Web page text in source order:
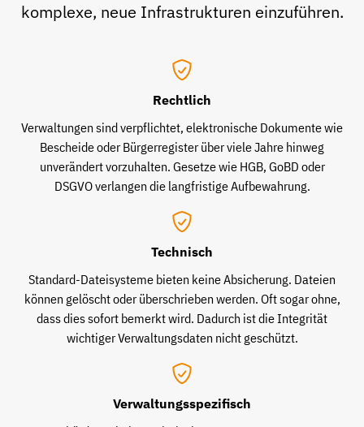
komplexe, neue Infrastrukturen einzuführen.
Rechtlich
Verwaltungen sind verpflichtet, elektronische Dokumente wie
Bescheide oder Bürgerregister über viele Jahre hinweg
unverändert vorzuhalten. Gesetze wie HGB, GoBD oder
DSGVO verlangen die langfristige Aufbewahrung.
Technisch
Standard-Dateisysteme bieten keine Absicherung. Dateien
können gelöscht oder überschrieben werden. Oft sogar ohne,
dass dies sofort bemerkt wird. Dadurch ist die Integrität
wichtiger Verwaltungsdaten nicht geschützt.
Verwaltungsspezifisch